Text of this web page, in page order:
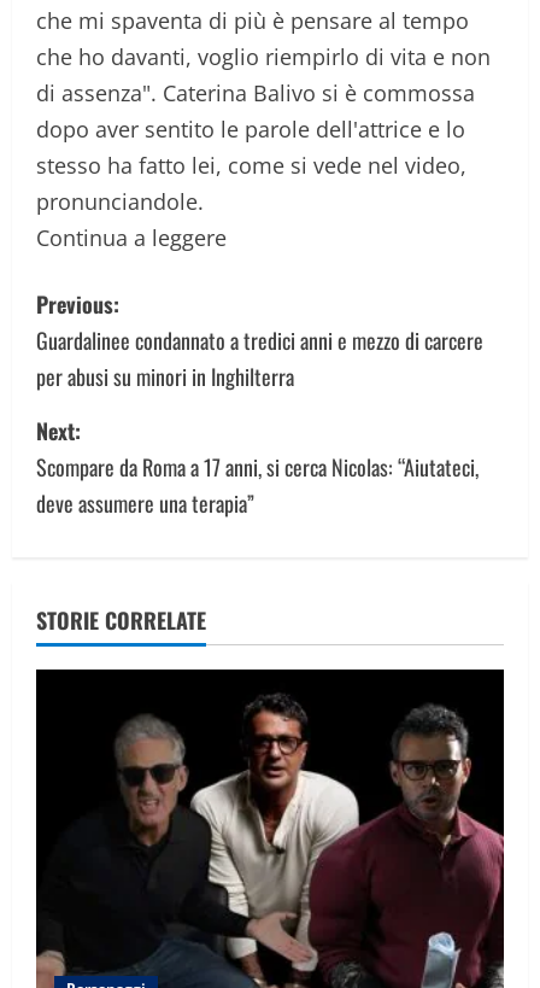
che mi spaventa di più è pensare al tempo
che ho davanti, voglio riempirlo di vita e non
di assenza". Caterina Balivo si è commossa
dopo aver sentito le parole dell'attrice e lo
stesso ha fatto lei, come si vede nel video,
pronunciandole.
Continua a leggere
P
o
s
t
n
i
n
Previous:
Guardalinee condannato a tredici anni e mezzo di carcere
per abusi su minori in Inghilterra
Next:
Scompare da Roma a 17 anni, si cerca Nicolas: “Aiutateci,
deve assumere una terapia”
STORIE CORRELATE